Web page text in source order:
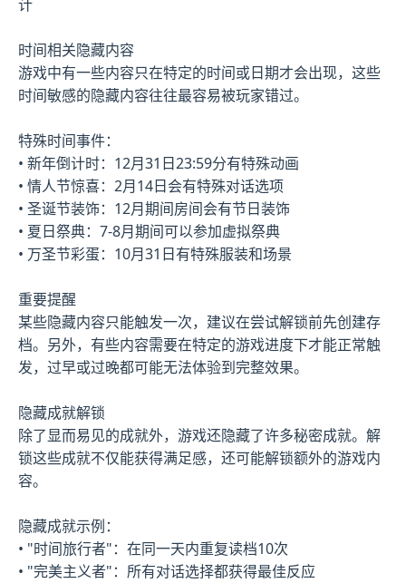
计
时间相关隐藏内容
游戏中有一些内容只在特定的时间或日期才会出现，这些
时间敏感的隐藏内容往往最容易被玩家错过。
特殊时间事件：
• 新年倒计时：12月31日23:59分有特殊动画
• 情人节惊喜：2月14日会有特殊对话选项
• 圣诞节装饰：12月期间房间会有节日装饰
• 夏日祭典：7-8月期间可以参加虚拟祭典
• 万圣节彩蛋：10月31日有特殊服装和场景
重要提醒
某些隐藏内容只能触发一次，建议在尝试解锁前先创建存
档。另外，有些内容需要在特定的游戏进度下才能正常触
发，过早或过晚都可能无法体验到完整效果。
隐藏成就解锁
除了显而易见的成就外，游戏还隐藏了许多秘密成就。解
锁这些成就不仅能获得满足感，还可能解锁额外的游戏内
容。
隐藏成就示例：
• "时间旅行者"：在同一天内重复读档10次
• "完美主义者"：所有对话选择都获得最佳反应